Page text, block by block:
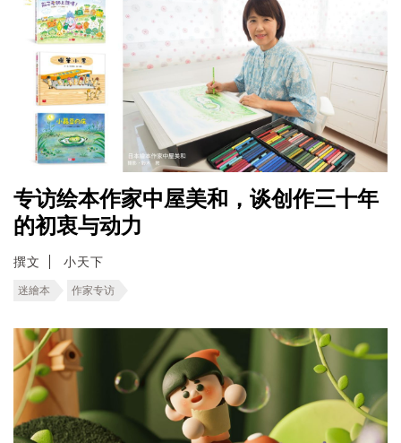
专访绘本作家中屋美和，谈创作三十年
的初衷与动力
撰文 小天下
迷繪本 作家专访